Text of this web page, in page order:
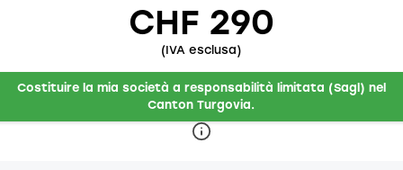
CHF 290
(IVA esclusa)
Costituire la mia società a responsabilità limitata (Sagl) nel
Canton Turgovia.